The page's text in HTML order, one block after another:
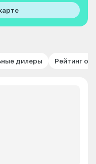
дилеры Рейтинг